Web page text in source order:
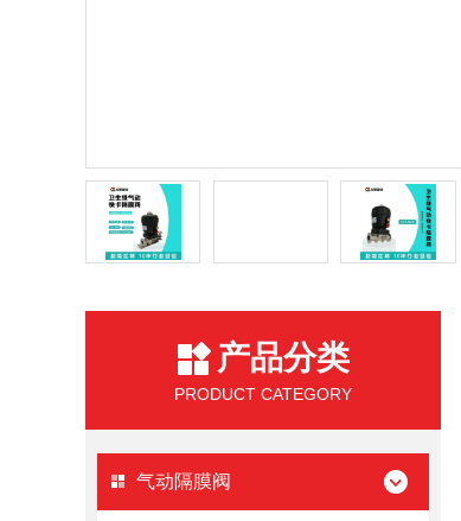
产品分类
PRODUCT CATEGORY
气动隔膜阀